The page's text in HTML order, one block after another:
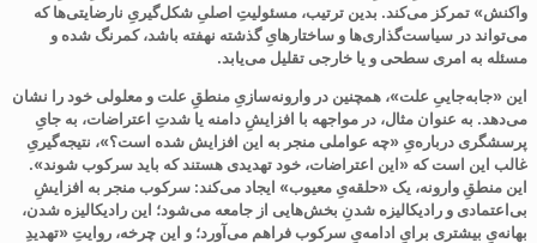
واکنش» تمرکز می‌کند. بدین ترتیب، مسئولیتِ اصلیِ شکل‌گیریِ نارضایتی‌ها که
می‌تواند در سیاست‌گذاری‌ها و ساختارهایِ گذشته نهفته باشد، کمرنگ شده و
مسئله به امری سطحی و یا خارجی تقلیل می‌یابد.
این «جابه‌جاییِ علت»، همچنین در وارونه‌سازیِ منطقِ علت و معلولی خود را نشان
می‌دهد. به عنوان مثال، در مواجهه با افزایشِ دامنه یا شدتِ اعتراضات، به جایِ
پرسشگری درباره‌یِ «چه عواملی منجر به این افزایش شده است؟»، نتیجه‌گیریِ
غالب این است که «این اعتراضات، خود تهدیدی هستند که باید سرکوب شوند».
این منطقِ وارونه، یک «حلقه‌یِ معیوب» ایجاد می‌کند: سرکوب منجر به افزایشِ
بی‌اعتمادی و رادیکالیزه شدنِ بخش‌هایی از جامعه می‌شود؛ این رادیکالیزه شدن،
بهانه‌یِ بیشتری برایِ ادامه‌یِ سرکوب فراهم می‌آورد؛ و این چرخه، روایتِ «تهدیدِ